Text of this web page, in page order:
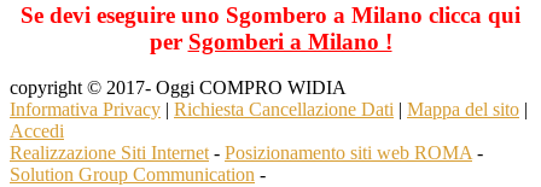
Se devi eseguire uno Sgombero a Milano clicca qui
per Sgomberi a Milano !
copyright © 2017- Oggi COMPRO WIDIA
Informativa Privacy | Richiesta Cancellazione Dati | Mappa del sito |
Accedi
Realizzazione Siti Internet - Posizionamento siti web ROMA -
Solution Group Communication -